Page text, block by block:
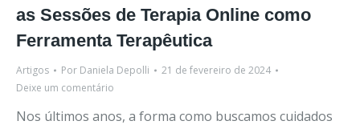
as Sessões de Terapia Online como
Ferramenta Terapêutica
Artigos Por Daniela Depolli
21 de fevereiro de 2024
Deixe um comentário
Nos últimos anos, a forma como buscamos cuidados